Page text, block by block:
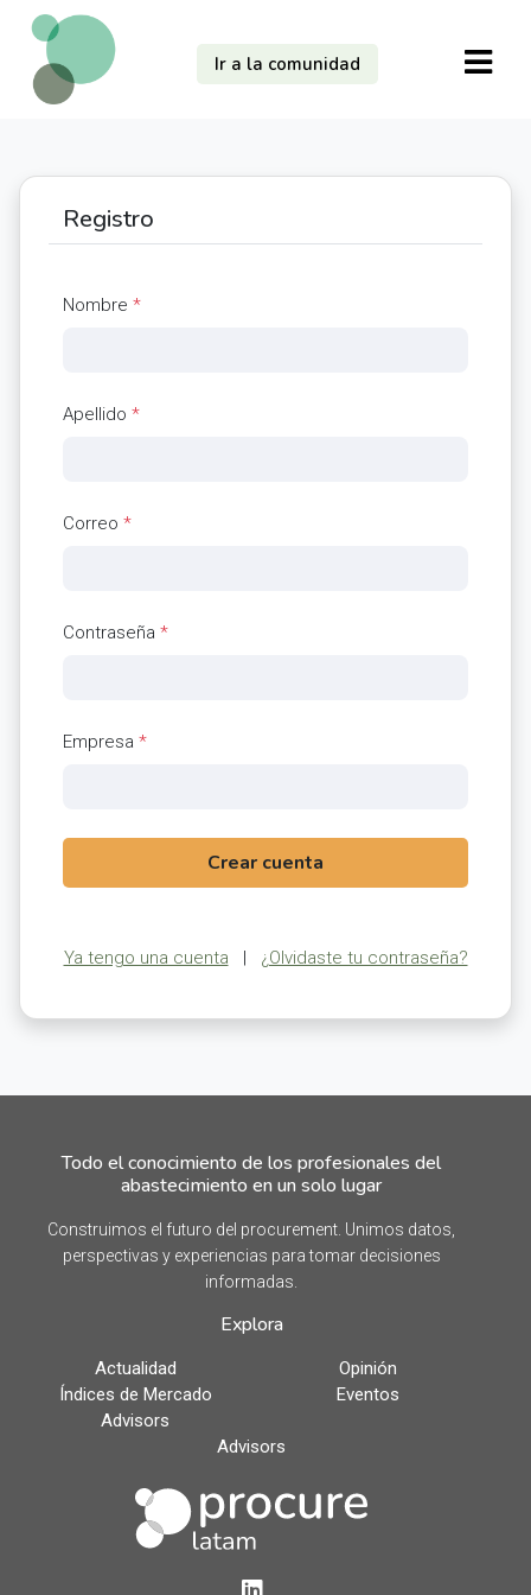
Ir a la comunidad
Registro
Nombre *
Apellido *
Correo *
Contraseña *
Empresa *
Crear cuenta
Ya tengo una cuenta | ¿Olvidaste tu contraseña?
Todo el conocimiento de los profesionales del
abastecimiento en un solo lugar
Construimos el futuro del procurement. Unimos datos,
perspectivas y experiencias para tomar decisiones
informadas.
Explora
Actualidad
Opinión
Índices de Mercado
Eventos
Advisors
Advisors
LinkedIn